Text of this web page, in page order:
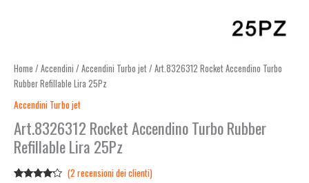
Home / Accendini / Accendini Turbo jet/ Art.8326312 Rocket Accendino Turbo
Rubber Refillable Lira 25Pz
Accendini Turbo jet
Art.8326312 Rocket Accendino Turbo Rubber
Refillable Lira 25Pz
(2 recensioni dei clienti)